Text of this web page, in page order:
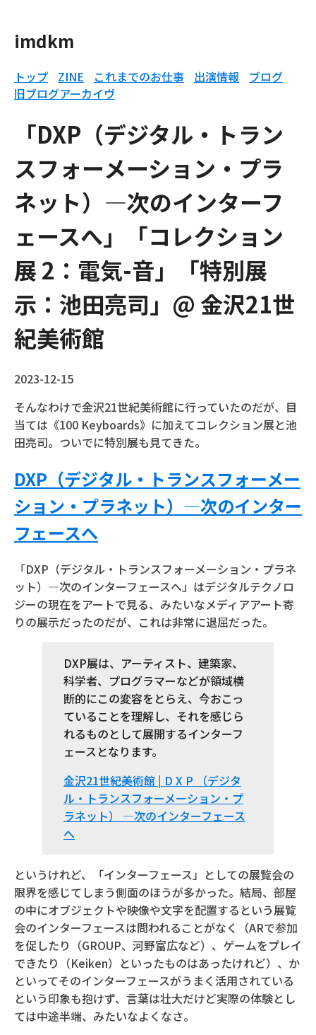
imdkm
トップ ZINE これまでのお仕事 出演情報
ブログ
旧ブログアーカイヴ
「DXP（デジタル・トラン
スフォーメーション・プラ
ネット）―次のインターフ
ェースへ」「コレクション
展 2：電気-音」「特別展
示：池田亮司」@ 金沢21世
紀美術館
2023-12-15
そんなわけで金沢21世紀美術館に行っていたのだが、目
当ては《100 Keyboards》に加えてコレクション展と池
田亮司。ついでに特別展も見てきた。
DXP（デジタル・トランスフォーメー
ション・プラネット）―次のインター
フェースへ
「DXP（デジタル・トランスフォーメーション・プラネ
ット）―次のインターフェースへ」はデジタルテクノロ
ジーの現在をアートで見る、みたいなメディアアート寄
りの展示だったのだが、これは非常に退屈だった。
DXP展は、アーティスト、建築家、
科学者、プログラマーなどが領域横
断的にこの変容をとらえ、今おこっ
ていることを理解し、それを感じら
れるものとして展開するインターフ
ェースとなります。
金沢21世紀美術館 | D X P （デジタ
ル・トランスフォーメーション・プ
ラネット） ―次のインターフェース
へ
というけれど、「インターフェース」としての展覧会の
限界を感じてしまう側面のほうが多かった。結局、部屋
の中にオブジェクトや映像や文字を配置するという展覧
会のインターフェースは問われることがなく（ARで参加
を促したり（GROUP、河野富広など）、ゲームをプレイ
できたり（Keiken）といったものはあったけれど）、か
といってそのインターフェースがうまく活用されている
という印象も抱けず、言葉は壮大だけど実際の体験とし
ては中途半端、みたいなよくなさ。